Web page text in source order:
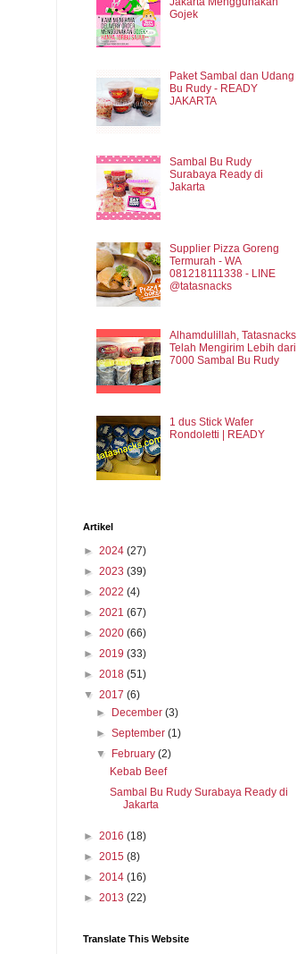
Gojek
Paket Sambal dan Udang
Bu Rudy - READY
JAKARTA
Sambal Bu Rudy
Surabaya Ready di
Jakarta
Supplier Pizza Goreng
Termurah - WA
081218111338 - LINE
@tatasnacks
Alhamdulillah, Tatasnacks
Telah Mengirim Lebih dari
7000 Sambal Bu Rudy
1 dus Stick Wafer
Rondoletti | READY
Artikel
► 2024 (27)
► 2023 (39)
► 2022 (4)
► 2021 (67)
► 2020 (66)
► 2019 (33)
► 2018 (51)
▼ 2017 (6)
►
December(3)
►September(1)
▼
February(2)
Kebab Beef
Sambal Bu Rudy Surabaya Ready di
Jakarta
► 2016 (18)
► 2015 (8)
► 2014 (16)
► 2013 (22)
Translate This Website